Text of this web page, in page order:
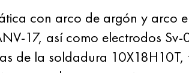
con arco de argón y arco
17, así como electrodos
de la soldadura